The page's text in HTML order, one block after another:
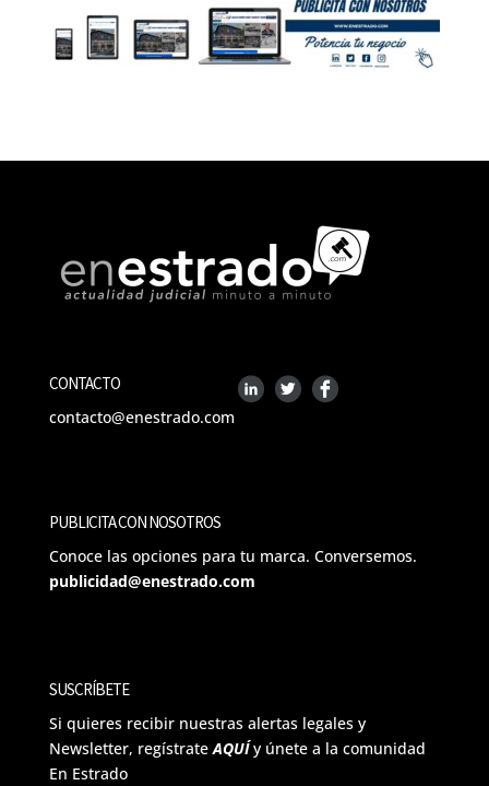
CONTACTO
contacto@enestrado.com
PUBLICITA CON NOSOTROS
Conoce las opciones para tu marca. Conversemos.
publicidad@enestrado.com
SUSCRÍBETE
Si quieres recibir nuestras alertas legales y
Newsletter, regístrateAQUÍ y únete a la comunidad
En Estrado